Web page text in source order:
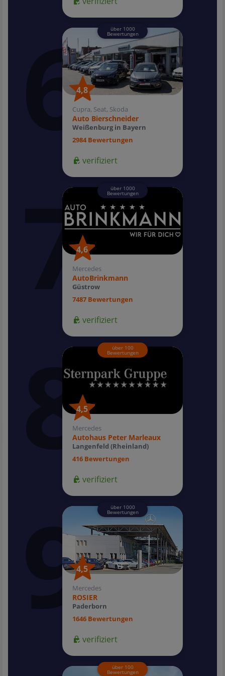
4,8
4,8
über 1000
Bewertungen
Cupra, Seat, Skoda
Auto Bierschneider
Weißenburg in Bayern
2984 Bewertungen
verifiziert
4,6
4,6
über 1000
Bewertungen
Mercedes
AutoBrinkmann
Güstrow
7487 Bewertungen
verifiziert
4,5
4,5
über 100
Bewertungen
Mercedes
Autohaus Peter Marleaux
Langenfeld (Rheinland)
416 Bewertungen
verifiziert
4,5
4,5
über 1000
Bewertungen
Mercedes
ROSIER
Paderborn
1646 Bewertungen
verifiziert
über 100
Bewertungen